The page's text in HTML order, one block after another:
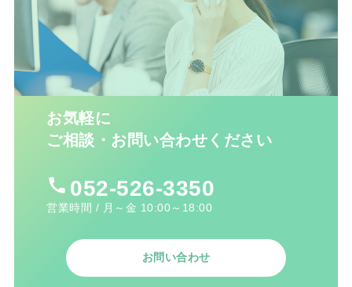
お気軽に
ご相談・お問い合わせください
call 052-526-3350
営業時間 / 月～金 10:00～18:00
お問い合わせ